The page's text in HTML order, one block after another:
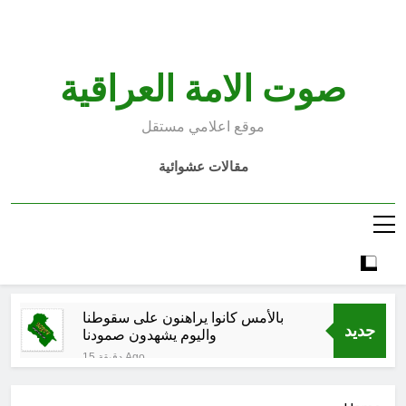
صوت الامة العراقية
موقع اعلامي مستقل
مقالات عشوائية
جديد
بالأمس كانوا يراهنون على سقوطنا
واليوم يشهدون صمودنا
15 دقيقة Ago